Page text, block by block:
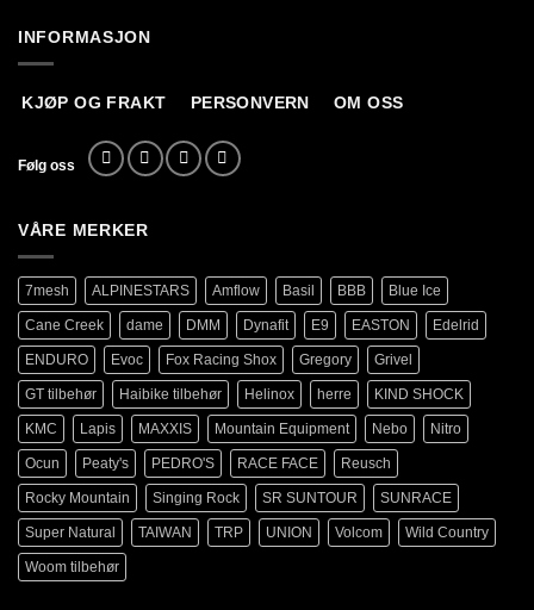
INFORMASJON
KJØP OG FRAKT PERSONVERN OM OSS
Følg oss
VÅRE MERKER
7mesh ALPINESTARS Amflow Basil BBB Blue Ice
Cane Creek dame DMM Dynafit E9 EASTON Edelrid
ENDURO Evoc Fox Racing Shox Gregory Grivel
GT tilbehør Haibike tilbehør Helinox herre KIND SHOCK
KMC Lapis MAXXIS Mountain Equipment Nebo Nitro
Ocun Peaty's PEDRO'S RACE FACE Reusch
Rocky Mountain Singing Rock SR SUNTOUR SUNRACE
Super Natural TAIWAN TRP UNION Volcom Wild Country
Woom tilbehør